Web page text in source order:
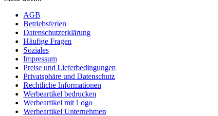
AGB
Betriebsferien
Datenschutzerklärung
Häufige Fragen
Soziales
Impressum
Preise und Lieferbedingungen
Privatsphäre und Datenschutz
Rechtliche Informationen
Werbeartikel bedrucken
Werbeartikel mit Logo
Werbeartikel Unternehmen